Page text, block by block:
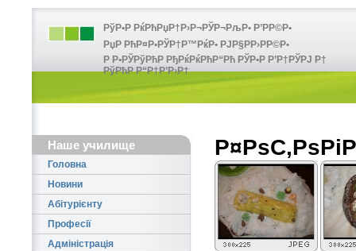
РўР•Р РќРћРџР†Р›Р¬РЎР¬РљР• Р’РР©Р•
РџР РћР¤Р•РЎР†Р™РќР• РЈР§РР›РР©Р•
Р Р•РЎРўРћР РђРќРќРћР“Рћ РЎР•Р Р’Р†РЎРЈ Р†
РўРћР Р“Р†Р’Р›Р†
Наше училище
Головна
Новини
Абітурієнту
Професії
Адміністрація